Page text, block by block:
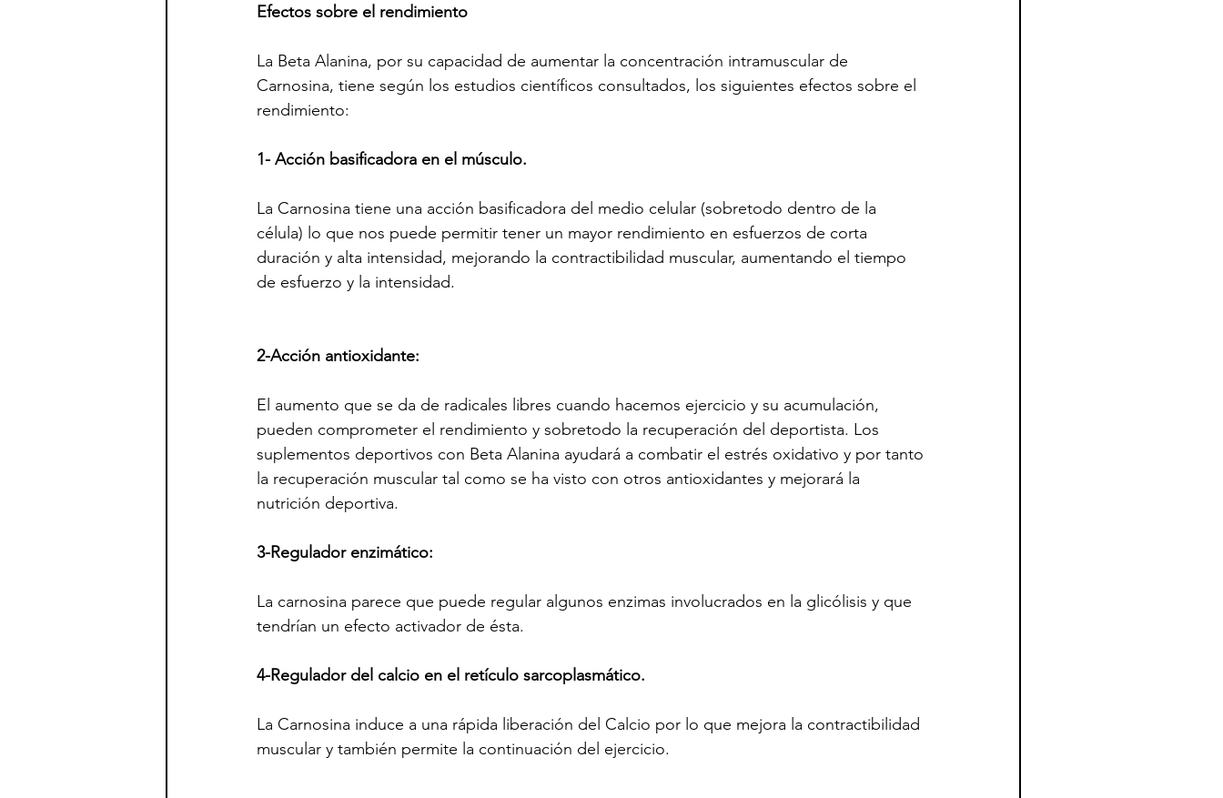
Efectos sobre el rendimiento
La Beta Alanina, por su capacidad de aumentar la concentración intramuscular de
Carnosina, tiene según los estudios científicos consultados, los siguientes efectos sobre el
rendimiento:
1- Acción basificadora en el músculo.
La Carnosina tiene una acción basificadora del medio celular (sobretodo dentro de la
célula) lo que nos puede permitir tener un mayor rendimiento en esfuerzos de corta
duración y alta intensidad, mejorando la contractibilidad muscular, aumentando el tiempo
de esfuerzo y la intensidad.
2-Acción antioxidante:
El aumento que se da de radicales libres cuando hacemos ejercicio y su acumulación,
pueden comprometer el rendimiento y sobretodo la recuperación del deportista. Los
suplementos deportivos con Beta Alanina ayudará a combatir el estrés oxidativo y por tanto
la recuperación muscular tal como se ha visto con otros antioxidantes y mejorará la
nutrición deportiva.
3-Regulador enzimático:
La carnosina parece que puede regular algunos enzimas involucrados en la glicólisis y que
tendrían un efecto activador de ésta.
4-Regulador del calcio en el retículo sarcoplasmático.
La Carnosina induce a una rápida liberación del Calcio por lo que mejora la contractibilidad
muscular y también permite la continuación del ejercicio.